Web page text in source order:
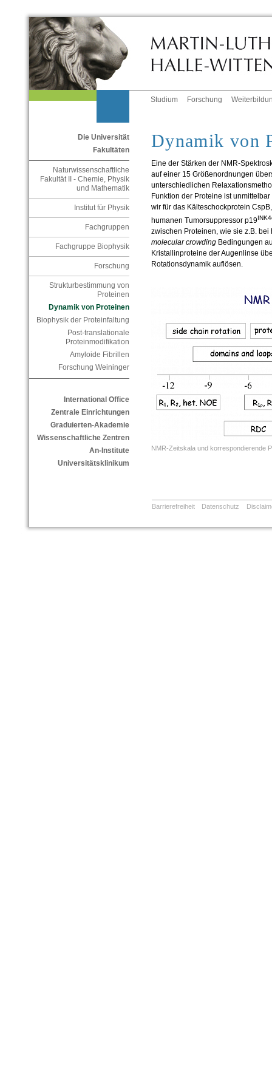
Studium Forschung
Die Universität
Fakultäten
Naturwissenschaftliche
Fakultät II - Chemie, Physik
und Mathematik
Institut für Physik
Fachgruppen
Fachgruppe Biophysik
Forschung
Strukturbestimmung von
Proteinen
Dynamik von Proteinen
Biophysik der Proteinfaltung
Post-translationale
Proteinmodifikation
Amyloide Fibrillen
Forschung Weininger
International Office
Zentrale Einrichtungen
Graduierten-Akademie
Wissenschaftliche Zentren
An-Institute
Universitätsklinikum
Dynamik von
Eine der Stärken der NMR-
auf einer 15 Größenordnungen
unterschiedlichen
Funktion der Proteine ist
wir für das Kälteschockprotein
humanen Tumorsuppressor p19
zwischen Proteinen, wie sie z.B.
molecular crowdingBedingungen
Kristallinproteine der Augenlinse
Rotationsdynamik auflösen.
NMR-Zeitskala und korrespondierende
Barrierefreiheit Datenschutz